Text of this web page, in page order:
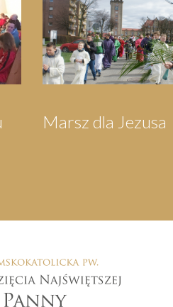
Pielgrzymka do